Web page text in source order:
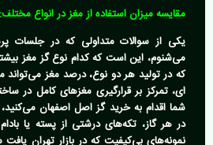
مقایسه میزان استفاده از مغز در انواع مختلف:
یکی از سوالات متداولی که در جلسات
می‌شنوم، این است که کدام نوع گز مغز
که در تولید هر دو نوع، درصد مغز می‌تواند
ای، تمرکز بر قرارگیری مغزهای کامل در
شما اقدام بهخرید گز اصل اصفهان
در هر گاز، تکه‌های درشتی از پسته یا
نمونه‌های بی‌کیفیت که در بازار تهران